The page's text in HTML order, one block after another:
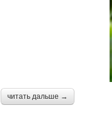
читать дальше →